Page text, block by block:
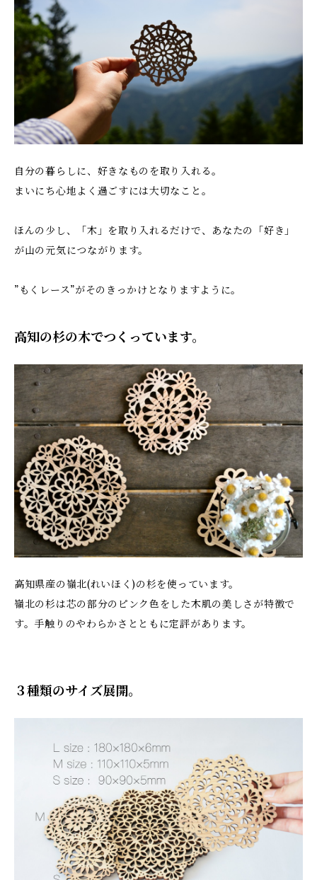
自分の暮らしに、好きなものを取り入れる。
まいにち心地よく過ごすには大切なこと。
ほんの少し、「木」を取り入れるだけで、あなたの「好き」
が山の元気につながります。
”もくレース”がそのきっかけとなりますように。
高知の杉の木でつくっています。
高知県産の嶺北(れいほく)の杉を使っています。
嶺北の杉は芯の部分のピンク色をした木肌の美しさが特徴で
す。手触りのやわらかさとともに定評があります。
３種類のサイズ展開。